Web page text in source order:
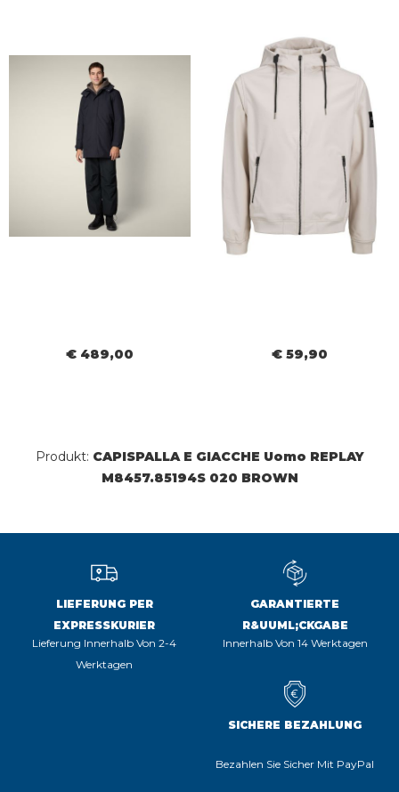
€ 489,00 € 59,90
Produkt: CAPISPALLA E GIACCHE Uomo REPLAY
M8457.85194S 020 BROWN
LIEFERUNG PER
EXPRESSKURIER
Lieferung Innerhalb Von 2-4
Werktagen
GARANTIERTE
R&UUML;CKGABE
Innerhalb Von 14 Werktagen
SICHERE BEZAHLUNG
Bezahlen Sie Sicher Mit PayPal